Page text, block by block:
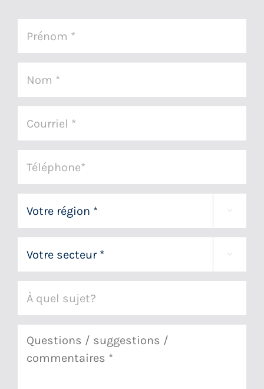
(Nécessaire)
(Nécessaire)
(Nécessaire)
(Nécessaire)
région

secteur

quel
(Nécessaire)